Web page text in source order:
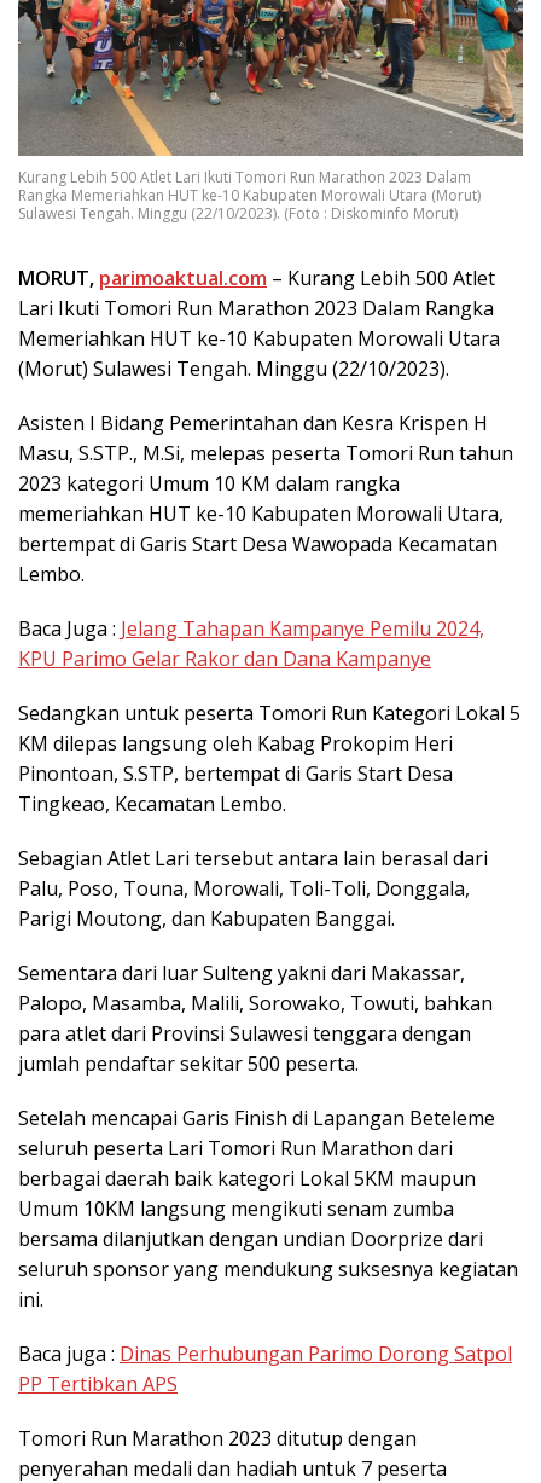
Kurang Lebih 500 Atlet Lari Ikuti Tomori Run Marathon 2023 Dalam
Rangka Memeriahkan HUT ke-10 Kabupaten Morowali Utara (Morut)
Sulawesi Tengah. Minggu (22/10/2023). (Foto : Diskominfo Morut)
MORUT, parimoaktual.com – Kurang Lebih 500 Atlet
Lari Ikuti Tomori Run Marathon 2023 Dalam Rangka
Memeriahkan HUT ke-10 Kabupaten Morowali Utara
(Morut) Sulawesi Tengah. Minggu (22/10/2023).
Asisten I Bidang Pemerintahan dan Kesra Krispen H
Masu, S.STP., M.Si, melepas peserta Tomori Run tahun
2023 kategori Umum 10 KM dalam rangka
memeriahkan HUT ke-10 Kabupaten Morowali Utara,
bertempat di Garis Start Desa Wawopada Kecamatan
Lembo.
Baca Juga : Jelang Tahapan Kampanye Pemilu 2024,
KPU Parimo Gelar Rakor dan Dana Kampanye
Sedangkan untuk peserta Tomori Run Kategori Lokal 5
KM dilepas langsung oleh Kabag Prokopim Heri
Pinontoan, S.STP, bertempat di Garis Start Desa
Tingkeao, Kecamatan Lembo.
Sebagian Atlet Lari tersebut antara lain berasal dari
Palu, Poso, Touna, Morowali, Toli-Toli, Donggala,
Parigi Moutong, dan Kabupaten Banggai.
Sementara dari luar Sulteng yakni dari Makassar,
Palopo, Masamba, Malili, Sorowako, Towuti, bahkan
para atlet dari Provinsi Sulawesi tenggara dengan
jumlah pendaftar sekitar 500 peserta.
Setelah mencapai Garis Finish di Lapangan Beteleme
seluruh peserta Lari Tomori Run Marathon dari
berbagai daerah baik kategori Lokal 5KM maupun
Umum 10KM langsung mengikuti senam zumba
bersama dilanjutkan dengan undian Doorprize dari
seluruh sponsor yang mendukung suksesnya kegiatan
ini.
Baca juga : Dinas Perhubungan Parimo Dorong Satpol
PP Tertibkan APS
Tomori Run Marathon 2023 ditutup dengan
penyerahan medali dan hadiah untuk 7 peserta